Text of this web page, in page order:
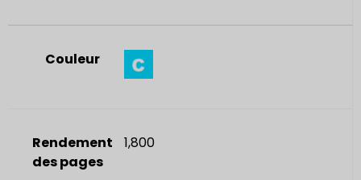
Couleur
Rendement
des pages
1,800